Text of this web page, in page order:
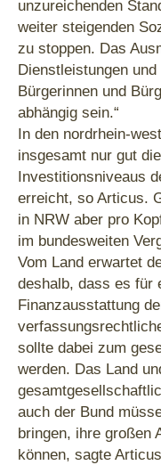
unzureichenden
weiter steigenden
zu stoppen. Das
Dienstleistungen
Bürgerinnen und
abhängig sein.“
In den nordrhein-
insgesamt nur gut
Investitionsniveaus
erreicht, so Articus.
in NRW aber pro
im bundesweiten
Vom Land erwartet
deshalb, dass es für
Finanzausstattung
sollte dabei zum
werden. Das Land
auch der Bund
bringen, ihre großen
können, sagte